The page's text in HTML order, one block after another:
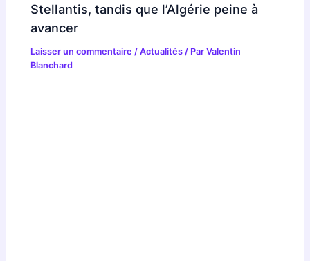
Stellantis, tandis que l’Algérie peine à
avancer
Laisser un commentaire /Actualités / ParValentin
Blanchard